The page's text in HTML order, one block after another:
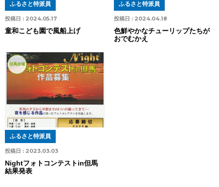
投稿日 : 2024.05.17
ふるさと特派員
童和こども園で風船上げ
投稿日 : 2024.04.18
ふるさと特派員
色鮮やかなチューリップたちが
おでむかえ
但馬全域
投稿日 : 2023.03.03
ふるさと特派員
Nightフォトコンテストin但馬
結果発表